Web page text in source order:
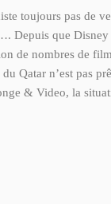
toujours pas de
Depuis que
de nombres de
Qatar n’est pas
& Video, la